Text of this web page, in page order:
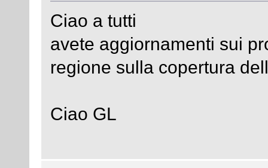
Ciao a tutti
avete aggiornamenti sui
regione sulla copertura
Ciao GL